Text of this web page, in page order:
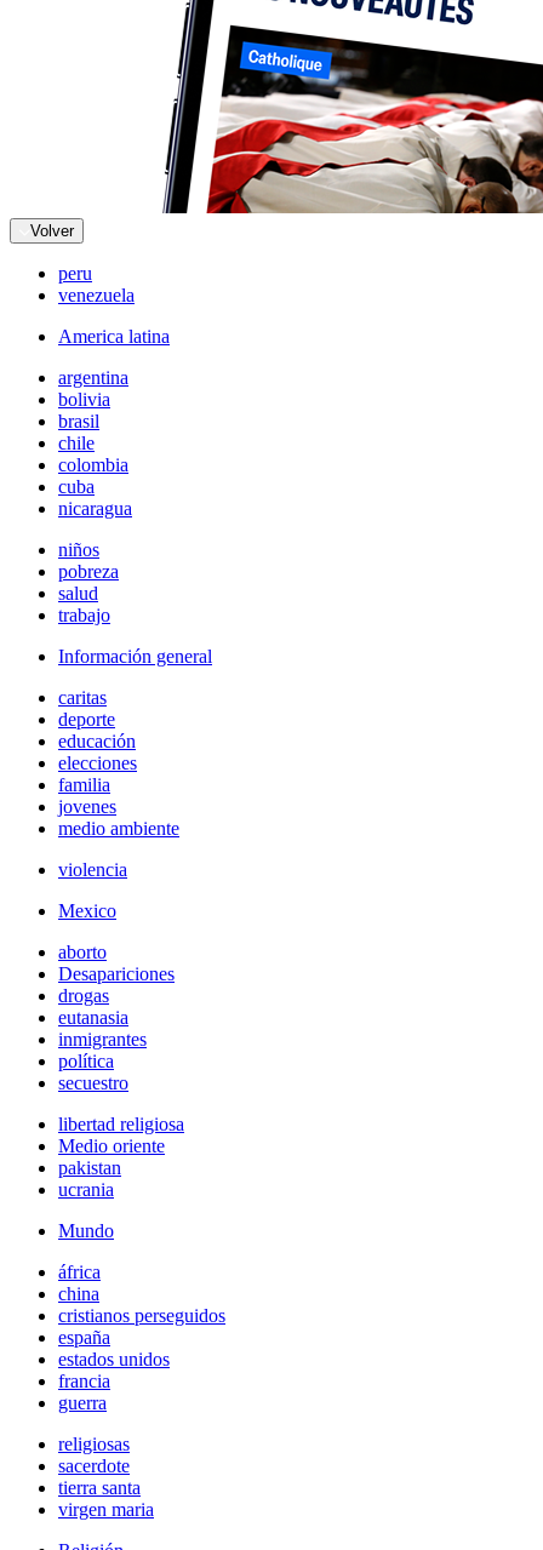
Volver
peru
venezuela
America latina
argentina
bolivia
brasil
chile
colombia
cuba
nicaragua
niños
pobreza
salud
trabajo
Información general
caritas
deporte
educación
elecciones
familia
jovenes
medio ambiente
violencia
Mexico
aborto
Desapariciones
drogas
eutanasia
inmigrantes
política
secuestro
libertad religiosa
Medio oriente
pakistan
ucrania
Mundo
áfrica
china
cristianos perseguidos
españa
estados unidos
francia
guerra
religiosas
sacerdote
tierra santa
virgen maria